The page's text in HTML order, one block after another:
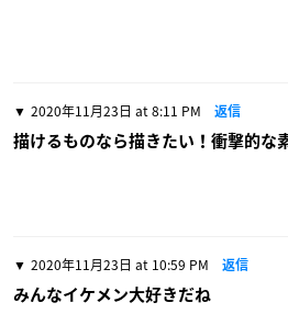
2020年11月23日 at 8:11 PM 返信
描けるものなら描きたい！衝撃的な
2020年11月23日 at 10:59 PM 返信
みんなイケメン大好きだね